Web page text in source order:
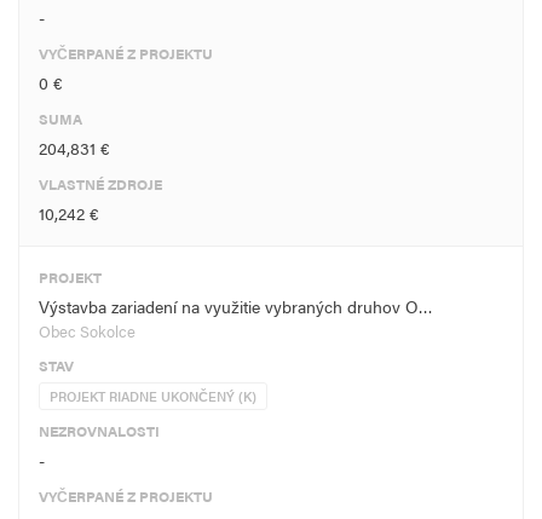
-
VYČERPANÉ Z PROJEKTU
0 €
SUMA
204,831 €
VLASTNÉ ZDROJE
10,242 €
PROJEKT
Výstavba zariadení na využitie vybraných druhov O…
Obec Sokolce
STAV
PROJEKT RIADNE UKONČENÝ (K)
NEZROVNALOSTI
-
VYČERPANÉ Z PROJEKTU